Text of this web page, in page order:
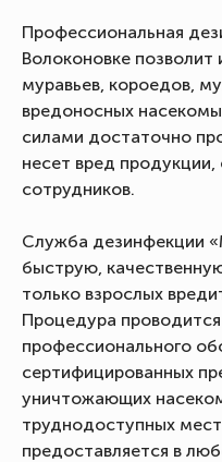
Профессиональная
Волоконовке позволит
муравьев, короедов,
вредоносных
силами достаточно
несет вред
сотрудников.
Служба дезинфекции
быструю,
только взрослых
Процедура
профессионального
сертифицированных
уничтожающих
труднодоступных
предоставляется в